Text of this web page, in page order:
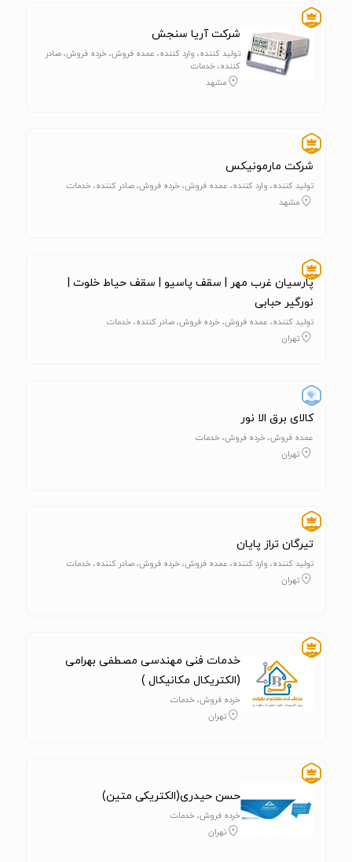
شرکت آریا سنجش
تولید کننده، وارد کننده، عمده فروش، خرده فروش، صادر
کننده، خدمات
مشهد
شرکت مارمونیکس
تولید کننده، وارد کننده، عمده فروش، خرده فروش، صادر کننده، خدمات
مشهد
پارسیان غرب مهر | سقف پاسیو | سقف حیاط خلوت |
نورگیر حبابی
تولید کننده، عمده فروش، خرده فروش، صادر کننده، خدمات
تهران
کالای برق الا نور
عمده فروش، خرده فروش، خدمات
تهران
تیرگان تراز پایان
تولید کننده، وارد کننده، عمده فروش، خرده فروش، صادر کننده، خدمات
تهران
خدمات فنی مهندسی مصطفی بهرامی
(الکتریکال مکانیکال )
خرده فروش، خدمات
تهران
حسن حیدری(الکتریکی متین)
خرده فروش، خدمات
تهران